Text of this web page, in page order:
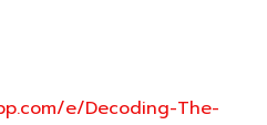
e/Decoding-The-